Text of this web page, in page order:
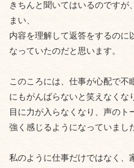
きちんと聞いてはいるのですが
まい、
内容を理解して返答をするのに
なっていたのだと思います。
このころには、仕事が心配で不
にもがんばらないと笑えなくな
目に力が入らなくなり、声のト
強く感じるようになっていまし
私のように仕事だけではなく、